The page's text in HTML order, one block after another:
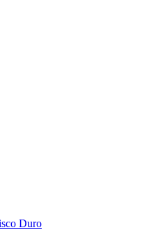
Duro